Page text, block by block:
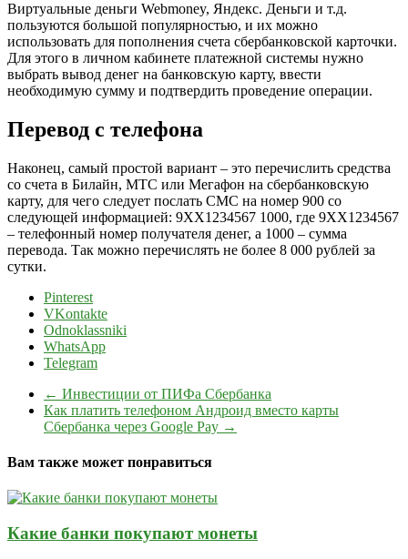
Виртуальные деньги Webmoney, Яндекс. Деньги и т.д.
пользуются большой популярностью, и их можно
использовать для пополнения счета сбербанковской карточки.
Для этого в личном кабинете платежной системы нужно
выбрать вывод денег на банковскую карту, ввести
необходимую сумму и подтвердить проведение операции.
Перевод с телефона
Наконец, самый простой вариант – это перечислить средства
со счета в Билайн, МТС или Мегафон на сбербанковскую
карту, для чего следует послать СМС на номер 900 со
следующей информацией: 9ХХ1234567 1000, где 9ХХ1234567
– телефонный номер получателя денег, а 1000 – сумма
перевода. Так можно перечислять не более 8 000 рублей за
сутки.
Pinterest
VKontakte
Odnoklassniki
WhatsApp
Telegram
← Инвестиции от ПИФа Сбербанка
Как платить телефоном Андроид вместо карты
Сбербанка через Google Pay →
Вам также может понравиться
Какие банки покупают монеты